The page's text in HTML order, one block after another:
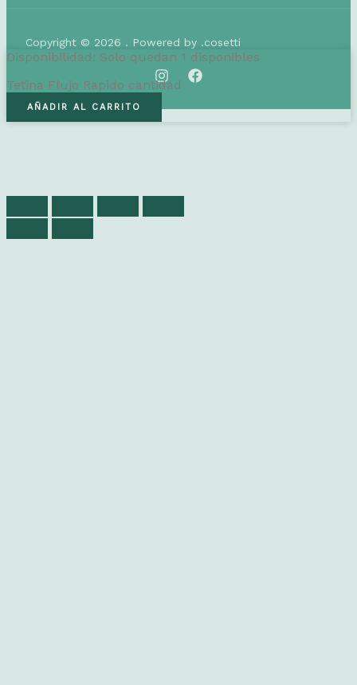
Copyright © 2026 . Powered by .cosetti
Disponibilidad: Solo quedan 1 disponibles
Tetina Flujo Rapido cantidad
AÑADIR AL CARRITO